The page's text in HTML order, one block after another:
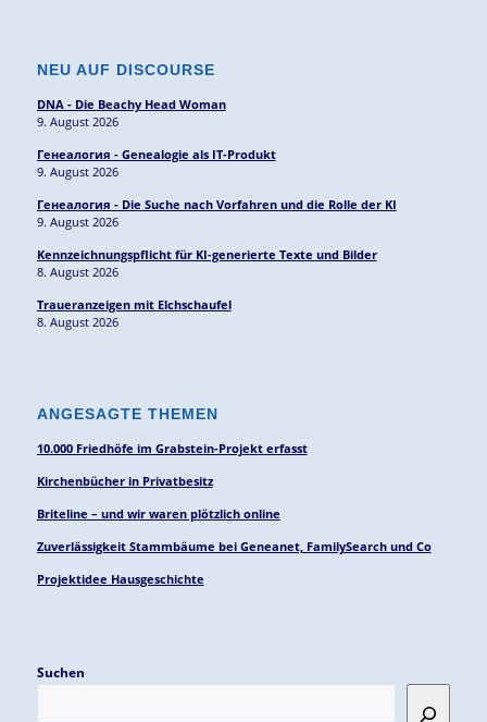
NEU AUF DISCOURSE
DNA - Die Beachy Head Woman
9. August 2026
Генеалогия - Genealogie als IT-Produkt
9. August 2026
Генеалогия - Die Suche nach Vorfahren und die Rolle der KI
9. August 2026
Kennzeichnungspflicht für KI-generierte Texte und Bilder
8. August 2026
Traueranzeigen mit Elchschaufel
8. August 2026
ANGESAGTE THEMEN
10.000 Friedhöfe im Grabstein-Projekt erfasst
Kirchenbücher in Privatbesitz
Briteline – und wir waren plötzlich online
Zuverlässigkeit Stammbäume bei Geneanet, FamilySearch und Co
Projektidee Hausgeschichte
Suchen